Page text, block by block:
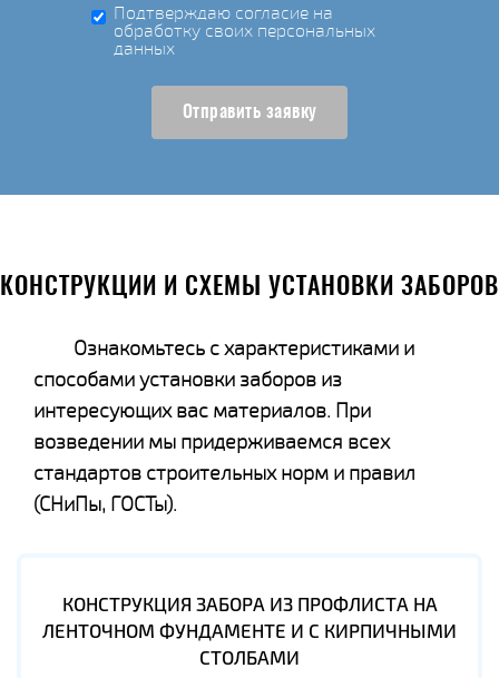
Подтверждаю согласие на
обработку своих персональных
данных
Отправить заявку
КОНСТРУКЦИИ И СХЕМЫ УСТАНОВКИ ЗАБОРОВ
Ознакомьтесь с характеристиками и
способами установки заборов из
интересующих вас материалов. При
возведении мы придерживаемся всех
стандартов строительных норм и правил
(СНиПы, ГОСТы).
КОНСТРУКЦИЯ ЗАБОРА ИЗ ПРОФЛИСТА НА
ЛЕНТОЧНОМ ФУНДАМЕНТЕ И С КИРПИЧНЫМИ
СТОЛБАМИ